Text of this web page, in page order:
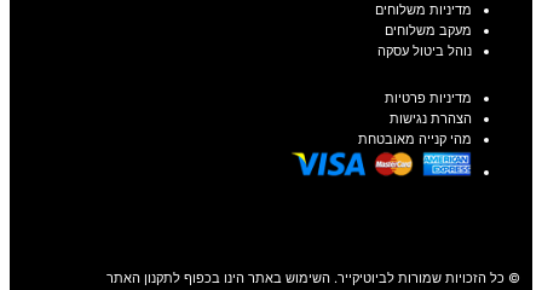
מדיניות משלוחים
מעקב משלוחים
נוהל ביטול עסקה
מדיניות פרטיות
הצהרת נגישות
מהי קנייה מאובטחת
© כל הזכויות שמורות לביוטיקייר. השימוש באתר הינו בכפוף לתקנון האתר